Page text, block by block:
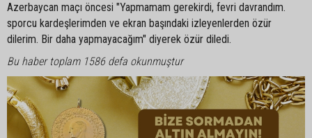
Azerbaycan maçı öncesi "Yapmamam gerekirdi, fevri davrandım.
sporcu kardeşlerimden ve ekran başındaki izleyenlerden özür
dilerim. Bir daha yapmayacağım" diyerek özür diledi.
Bu haber toplam 1586 defa okunmuştur